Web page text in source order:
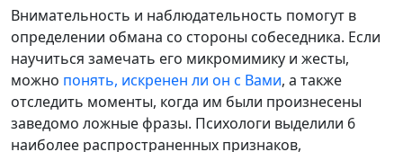
Внимательность и наблюдательность помогут в
определении обмана со стороны собеседника. Если
научиться замечать его микромимику и жесты,
можно понять, искренен ли он с Вами, а также
отследить моменты, когда им были произнесены
заведомо ложные фразы. Психологи выделили 6
наиболее распространенных признаков,